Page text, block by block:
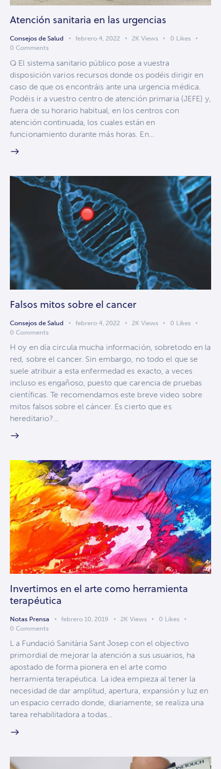
Atención sanitaria en las urgencias
Consejos de Salud febrero 4, 2022 2K Views 0 Likes
0 Comments
Q El sistema sanitario público pose a vuestra
disposición varios recursos donde os podéis dirigir en
caso de que os encontráis ante una urgencia médica.
Podéis ir a vuestro centro de atención primaria (JEFE) y,
fuera de su horario habitual, en los centros con
atención continuada, los cuales están en
funcionamiento durante más horas. En…
Falsos mitos sobre el cancer
Consejos de Salud febrero 4, 2022 2K Views 0 Likes
0 Comments
H oy en día circula mucha información, sobretodo en la
red, sobre el cancer. Sin embargo, no todo el que se
suele atribuir a esta enfermedad es exacto, a veces
incluso es engañoso, puesto que carencia de pruebas
científicas. Te recomendamos este breve video sobre
mitos falsos sobre el cáncer. Es cierto que es
hereditario?…
Invertimos en el arte como herramienta
terapéutica
Notas Prensa febrero 10, 2019 2K Views 0 Likes
0 Comments
L a Fundació Sanitària Sant Josep con el objectivo
primordial de mejorar la atención a sus usuarios, ha
apostado de forma pionera en el arte como
herramienta terapéutica. La idea empieza al tener la
necesidad de dar amplitud, apertura, expansión y luz en
un espacio cerrado donde, diariamente, se realiza una
tarea rehabilitadora a todas…